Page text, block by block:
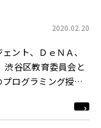
2020.02.20
ント、ＤｅＮＡ、
渋谷区教育委員会と
ログラミング授業